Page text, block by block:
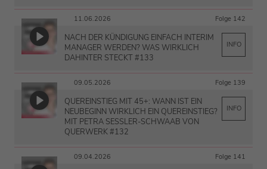
11.06.2026 Folge 142
NACH DER KÜNDIGUNG EINFACH INTERIM
MANAGER WERDEN? WAS WIRKLICH
DAHINTER STECKT #133
INFO
09.05.2026 Folge 139
QUEREINSTIEG MIT 45+: WANN IST EIN
NEUBEGINN WIRKLICH EIN QUEREINSTIEG?
MIT PETRA SESSLER-SCHWAAB VON
QUERWERK #132
INFO
09.04.2026 Folge 141